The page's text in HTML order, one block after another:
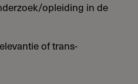
opleiding in de
of trans-